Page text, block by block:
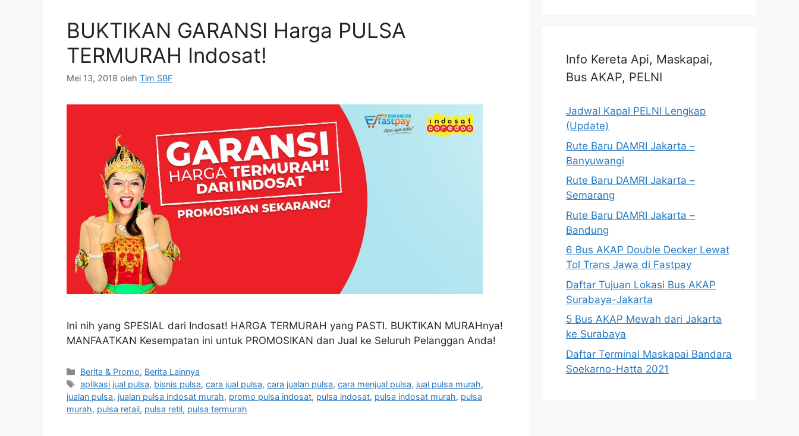
BUKTIKAN GARANSI Harga PULSA
TERMURAH Indosat!
Mei 13, 2018 oleh Tim SBF
Ini nih yang SPESIAL dari Indosat! HARGA TERMURAH yang PASTI. BUKTIKAN MURAHnya!
MANFAATKAN Kesempatan ini untuk PROMOSIKAN dan Jual ke Seluruh Pelanggan Anda!
Berita & Promo, Berita Lainnya
aplikasi jual pulsa, bisnis pulsa,cara jual pulsa,cara jualan pulsa,cara menjual pulsa, jual pulsa murah,
jualan pulsa, jualan pulsa indosat murah, promo pulsa indosat, pulsa indosat, pulsa indosat murah, pulsa
murah, pulsa retail, pulsa retil, pulsa termurah
Info Kereta Api, Maskapai,
Bus AKAP, PELNI
Jadwal Kapal PELNI Lengkap
(Update)
Rute Baru DAMRI Jakarta –
Banyuwangi
Rute Baru DAMRI Jakarta –
Semarang
Rute Baru DAMRI Jakarta –
Bandung
6 Bus AKAP Double Decker Lewat
Tol Trans Jawa di Fastpay
Daftar Tujuan Lokasi Bus AKAP
Surabaya-Jakarta
5 Bus AKAP Mewah dari Jakarta
ke Surabaya
Daftar Terminal Maskapai Bandara
Soekarno-Hatta 2021